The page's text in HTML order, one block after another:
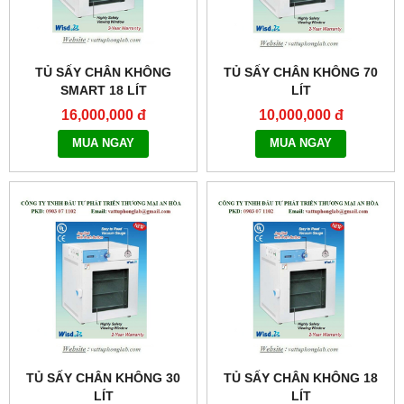
TỦ SẤY CHÂN KHÔNG
SMART 18 LÍT
MODEL:THERMOSTABLE
SOV-20
16,000,000 đ
MUA NGAY
TỦ SẤY CHÂN KHÔNG 70
LÍT
MODEL:THERMOSTABLE
OV-70
10,000,000 đ
MUA NGAY
TỦ SẤY CHÂN KHÔNG 30
LÍT
TỦ SẤY CHÂN KHÔNG 18
LÍT